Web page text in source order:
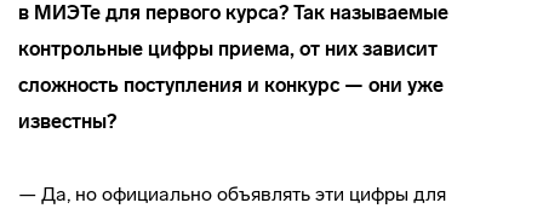
в МИЭТе для первого курса? Так называемые
контрольные цифры приема, от них зависит
сложность поступления и конкурс — они уже
известны?
— Да, но официально объявлять эти цифры для